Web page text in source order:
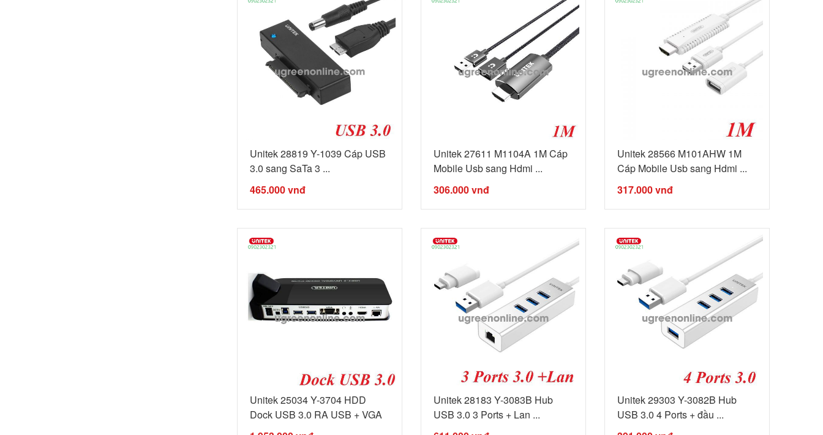
Unitek 28819 Y-1039 Cáp USB
3.0 sang SaTa 3 ...
465.000vnđ
Unitek 27611 M1104A 1M Cáp
Mobile Usb sang Hdmi ...
306.000vnđ
Unitek 28566 M101AHW 1M
Cáp Mobile Usb sang Hdmi ...
317.000vnđ
Unitek 25034 Y-3704 HDD
Dock USB 3.0 RA USB + VGA
...
Unitek 28183 Y-3083B Hub
USB 3.0 3 Ports + Lan ...
Unitek 29303 Y-3082B Hub
USB 3.0 4 Ports + đầu ...